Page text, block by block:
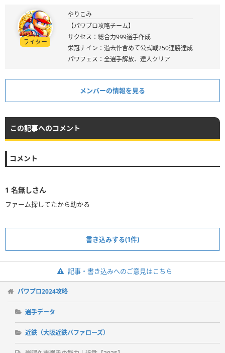
ライター
やりこみ
【パワプロ攻略チーム】
サクセス：総合力999選手作成
栄冠ナイン：過去作含めて公式戦250連勝達成
パワフェス：全選手解放、達人クリア
メンバーの情報を見る
この記事へのコメント
コメント
1 名無しさん
ファーム探してたから助かる
書き込みする(1件)
記事・書き込みへのご意見はこちら
パワプロ2024攻略
選手データ
近鉄（大阪近鉄バファローズ）